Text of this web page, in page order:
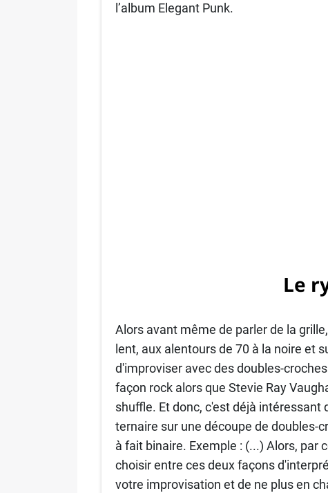
l’album Elegant Punk.
Le
Alors avant même de parler de la
lent, aux alentours de 70 à la noire et
d'improviser avec des doubles-
façon rock alors que Stevie Ray
shuffle. Et donc, c'est déjà intéressant
ternaire sur une découpe de doubles-
à fait binaire. Exemple : (...) Alors, par
choisir entre ces deux façons
votre improvisation et de ne plus en